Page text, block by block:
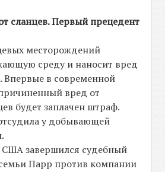
сланцев. Первый прецедент
месторождений
среду и наносит вред
в современной
вред от
будет заплачен штраф.
у добывающей
США завершился судебный
Парр против компании